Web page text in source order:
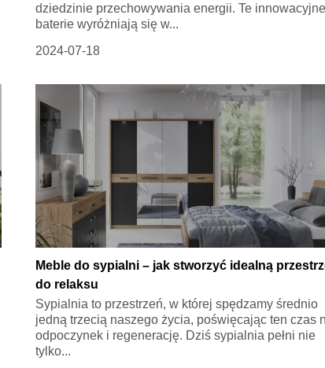
dziedzinie przechowywania energii. Te
baterie wyróżniają się w...
2024-07-18
Meble do sypialni – jak stworzyć idealną
do relaksu
Sypialnia to przestrzeń, w której spędzamy średnio
jedną trzecią naszego życia, poświęcając ten czas
odpoczynek i regenerację. Dziś sypialnia pełni nie
tylko...